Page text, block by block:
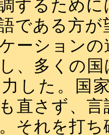
である方
ーション
、多くの
した。国
直さず、
それを打